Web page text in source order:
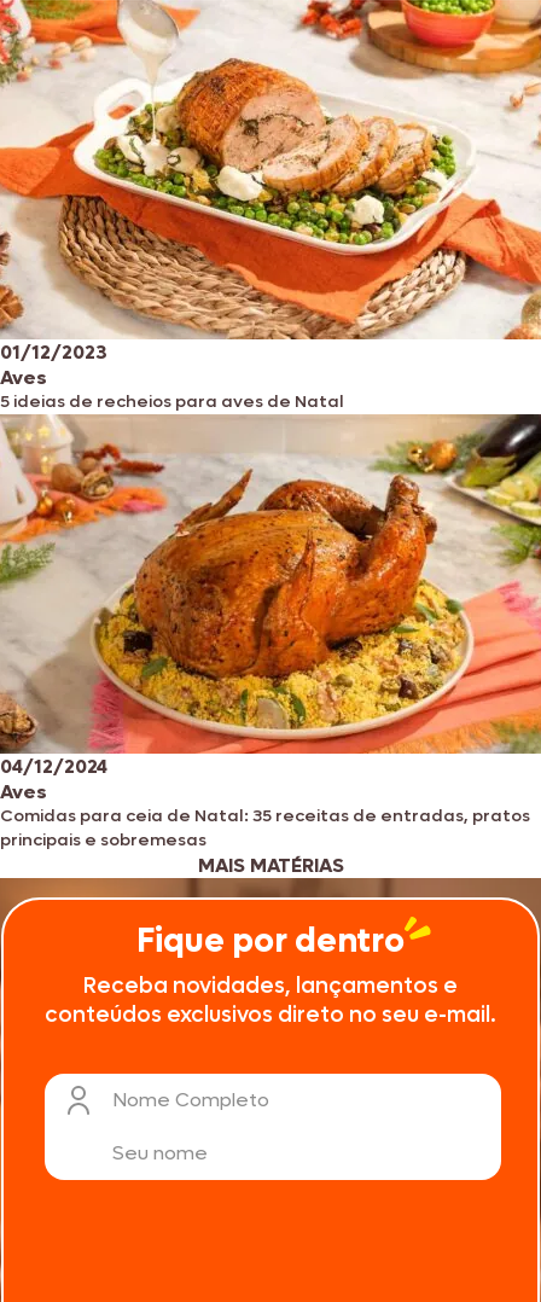
01/12/2023
Aves
5 ideias de recheios para aves de Natal
04/12/2024
Aves
Comidas para ceia de Natal: 35 receitas de entradas, pratos
principais e sobremesas
MAIS MATÉRIAS
Fique por dentro
Receba novidades, lançamentos e
conteúdos exclusivos direto no seu e-mail.
Nome Completo